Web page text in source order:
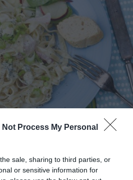
Not Process My Personal
sale, sharing to third parties, or
or sensitive information for
ädelost
bacon och